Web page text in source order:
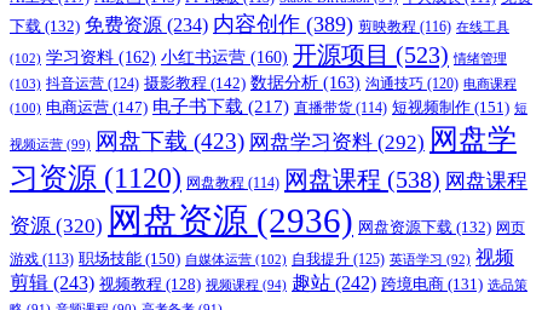
下载 (132) 免费资源 (234) 内容创作 (389) 剪映教程 (116) 在线工具
(102) 学习资料 (162) 小红书运营 (160) 开源项目 (523) 情绪管理
(103) 抖音运营 (124) 摄影教程 (142) 数据分析 (163) 沟通技巧 (120) 电商课程
(100) 电商运营 (147) 电子书下载 (217) 直播带货 (114) 短视频制作 (151) 短
视频运营 (99) 网盘下载 (423) 网盘学习资料 (292) 网盘学
习资源 (1120) 网盘教程 (114) 网盘课程 (538) 网盘课程
资源 (320) 网盘资源 (2936) 网盘资源下载 (132) 网页
游戏 (113) 职场技能 (150) 自媒体运营 (102) 自我提升 (125) 英语学习 (92) 视频
剪辑 (243) 视频教程 (128) 视频课程 (94) 趣站 (242) 跨境电商 (131) 选品策